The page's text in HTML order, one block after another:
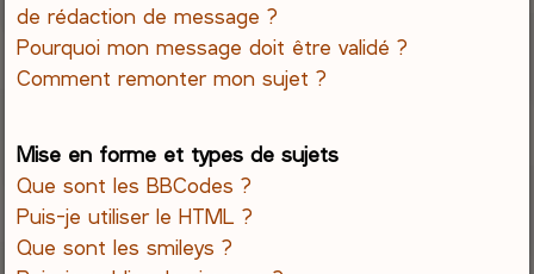
de rédaction de message ?
Pourquoi mon message doit être validé ?
Comment remonter mon sujet ?
Mise en forme et types de sujets
Que sont les BBCodes ?
Puis-je utiliser le HTML ?
Que sont les smileys ?